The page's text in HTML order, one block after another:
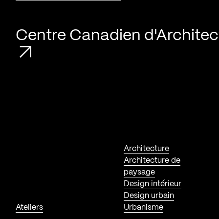
Centre Canadien
Ateliers
Architecture
Architecture de
paysage
Design intérieur
Design urbain
Urbanisme